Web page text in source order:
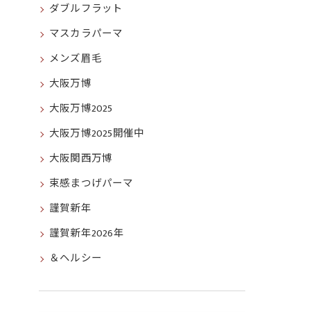
ダブルフラット
マスカラパーマ
メンズ眉毛
大阪万博
大阪万博2025
大阪万博2025開催中
大阪関西万博
束感まつげパーマ
謹賀新年
謹賀新年2026年
＆ヘルシー